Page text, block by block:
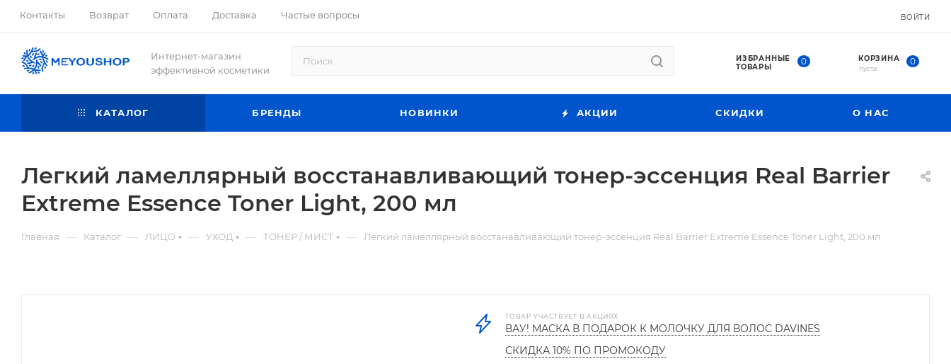
Контакты Возврат Оплата Доставка Частые вопросы ВОЙТИ
Интернет-магазин
эффективной косметики
ИЗБРАННЫЕ
ТОВАРЫ
0 КОРЗИНА 0
пуста
КАТАЛОГ БРЕНДЫ НОВИНКИ АКЦИИ СКИДКИ О НАС
Легкий ламеллярный восстанавливающий тонер-эссенция Real Barrier
Extreme Essence Toner Light, 200 мл
Главная — Каталог — ЛИЦО — УХОД — ТОНЕР / МИСТ — Легкий ламеллярный восстанавливающий тонер-эссенция Real Barrier Extreme Essence Toner Light, 200 мл
ТОВАР УЧАСТВУЕТ В АКЦИЯХ
ВАУ! МАСКА В ПОДАРОК К МОЛОЧКУ ДЛЯ ВОЛОС DAVINES
СКИДКА 10% ПО ПРОМОКОДУ